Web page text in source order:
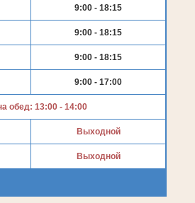
9:00 - 18:15
9:00 - 18:15
9:00 - 18:15
9:00 - 17:00
обед: 13:00 - 14:00
Выходной
Выходной